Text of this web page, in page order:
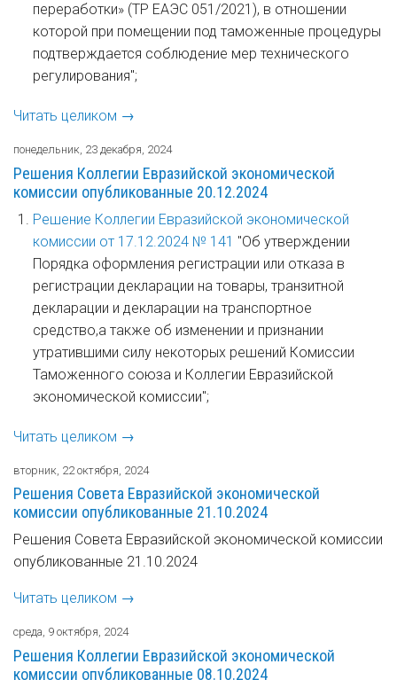
переработки» (ТР ЕАЭС 051/2021), в отношении
которой при помещении под таможенные процедуры
подтверждается соблюдение мер технического
регулирования";
Читать целиком →
понедельник, 23 декабря, 2024
Решения Коллегии Евразийской экономической
комиссии опубликованные 20.12.2024
Решение Коллегии Евразийской экономической
комиссии от 17.12.2024 № 141 "Об утверждении
Порядка оформления регистрации или отказа в
регистрации декларации на товары, транзитной
декларации и декларации на транспортное
средство,а также об изменении и признании
утратившими силу некоторых решений Комиссии
Таможенного союза и Коллегии Евразийской
экономической комиссии";
Читать целиком →
вторник, 22 октября, 2024
Решения Совета Евразийской экономической
комиссии опубликованные 21.10.2024
Решения Совета Евразийской экономической комиссии
опубликованные 21.10.2024
Читать целиком →
среда, 9 октября, 2024
Решения Коллегии Евразийской экономической
комиссии опубликованные 08.10.2024